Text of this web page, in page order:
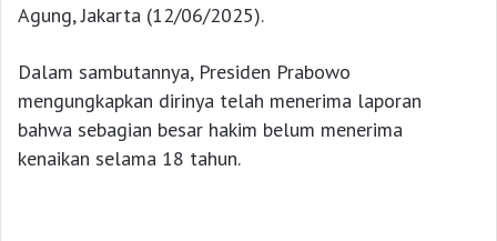
Agung, Jakarta (12/06/2025).
Dalam sambutannya, Presiden Prabowo
mengungkapkan dirinya telah menerima laporan
bahwa sebagian besar hakim belum menerima
kenaikan selama 18 tahun.